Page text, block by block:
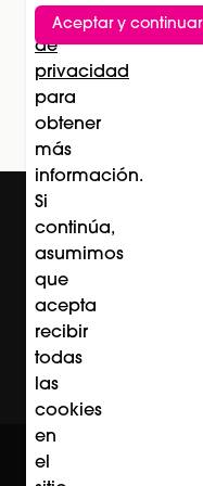
Política
de
privacidad
para
obtener
más
información.
Si
continúa,
asumimos
que
acepta
recibir
todas
las
cookies
en
el
Aceptar y continuar